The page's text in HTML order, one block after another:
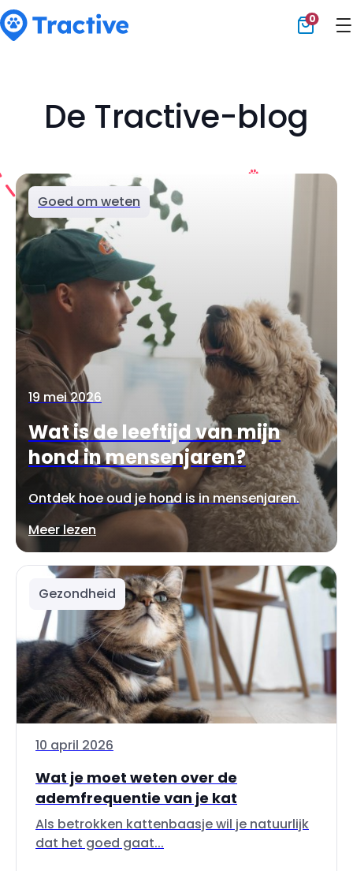
0
De Tractive-blog
Goed om weten
19 mei 2026
Wat is de leeftijd van mijn
hond in mensenjaren?
Ontdek hoe oud je hond is in mensenjaren.
Meer lezen
Gezondheid
10 april 2026
Wat je moet weten over de
ademfrequentie van je kat
Als betrokken kattenbaasje wil je natuurlijk
dat het goed gaat...